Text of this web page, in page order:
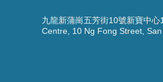
九龍新蒲崗五芳街10號新寶中
Centre, 10 Ng Fong Street,